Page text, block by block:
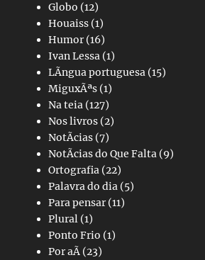
Globo (12)
Houaiss (1)
Humor(16)
Ivan Lessa (1)
LÃ­ngua portuguesa (15)
MiguxÃªs (1)
Na teia (127)
Nos livros (2)
NotÃ­cias (7)
NotÃ­cias do Que Falta (9)
Ortografia (22)
Palavra do dia (5)
Para pensar(11)
Plural (1)
Ponto Frio (1)
Por aÃ­ (23)